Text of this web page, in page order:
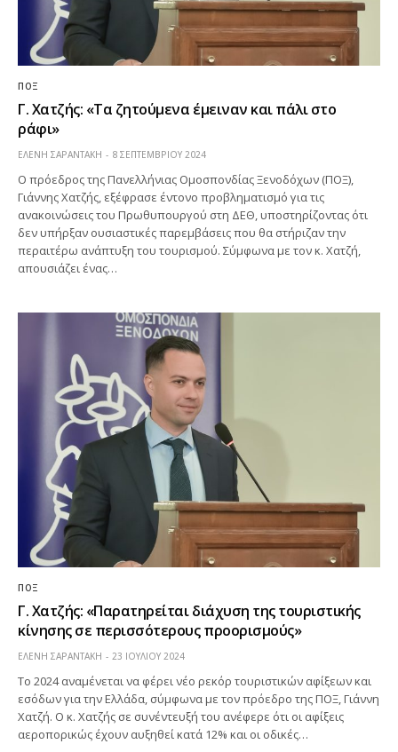
ΠΟΞ
Γ. Χατζής: «Τα ζητούμενα έμειναν και πάλι στο
ράφι»
ΕΛΕΝΗ ΣΑΡΑΝΤΑΚΗ 8 ΣΕΠΤΕΜΒΡΊΟΥ 2024
Ο πρόεδρος της Πανελλήνιας Ομοσπονδίας Ξενοδόχων (ΠΟΞ),
Γιάννης Χατζής, εξέφρασε έντονο προβληματισμό για τις
ανακοινώσεις του Πρωθυπουργού στη ΔΕΘ, υποστηρίζοντας ότι
δεν υπήρξαν ουσιαστικές παρεμβάσεις που θα στήριζαν την
περαιτέρω ανάπτυξη του τουρισμού. Σύμφωνα με τον κ. Χατζή,
απουσιάζει ένας…
ΠΟΞ
Γ. Χατζής: «Παρατηρείται διάχυση της τουριστικής
κίνησης σε περισσότερους προορισμούς»
ΕΛΕΝΗ ΣΑΡΑΝΤΑΚΗ 23 ΙΟΥΛΊΟΥ 2024
Το 2024 αναμένεται να φέρει νέο ρεκόρ τουριστικών αφίξεων και
εσόδων για την Ελλάδα, σύμφωνα με τον πρόεδρο της ΠΟΞ, Γιάννη
Χατζή. Ο κ. Χατζής σε συνέντευξή του ανέφερε ότι οι αφίξεις
αεροπορικώς έχουν αυξηθεί κατά 12% και οι οδικές…